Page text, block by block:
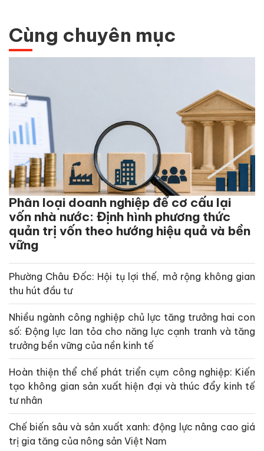
Cùng chuyên mục
Phân loại doanh nghiệp để cơ cấu lại
vốn nhà nước: Định hình phương thức
quản trị vốn theo hướng hiệu quả và bền
vững
Phường Châu Đốc: Hội tụ lợi thế, mở rộng không gian
thu hút đầu tư
Nhiều ngành công nghiệp chủ lực tăng trưởng hai con
số: Động lực lan tỏa cho năng lực cạnh tranh và tăng
trưởng bền vững của nền kinh tế
Hoàn thiện thể chế phát triển cụm công nghiệp: Kiến
tạo không gian sản xuất hiện đại và thúc đẩy kinh tế
tư nhân
Chế biến sâu và sản xuất xanh: động lực nâng cao giá
trị gia tăng của nông sản Việt Nam